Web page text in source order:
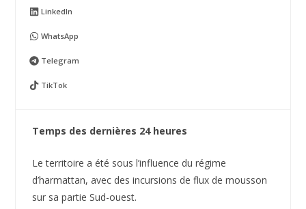
LinkedIn
WhatsApp
Telegram
TikTok
Temps des dernières 24 heures
Le territoire a été sous l’influence du régime
d’harmattan, avec des incursions de flux de mousson
sur sa partie Sud-ouest.